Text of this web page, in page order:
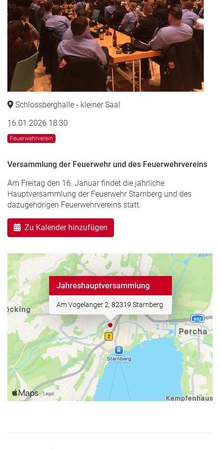
Schlossberghalle - kleiner Saal
16.01.2026 18:30
Feuerwehrverein
Versammlung der Feuerwehr und des Feuerwehrvereins
Am Freitag den 16. Januar findet die jährliche
Hauptversammlung der Feuerwehr Starnberg und des
dazugehörigen Feuerwehrvereins statt.
Zu Kalender hinzufügen
Jahreshauptversammlung
Am Vogelanger 2, 82319 Starnberg